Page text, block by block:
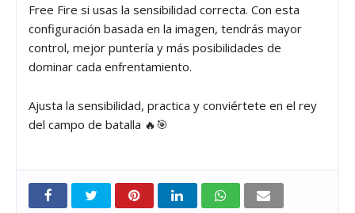
Free Fire si usas la sensibilidad correcta. Con esta
configuración basada en la imagen, tendrás mayor
control, mejor puntería y más posibilidades de
dominar cada enfrentamiento.
Ajusta la sensibilidad, practica y conviértete en el rey
del campo de batalla 🔥🎯